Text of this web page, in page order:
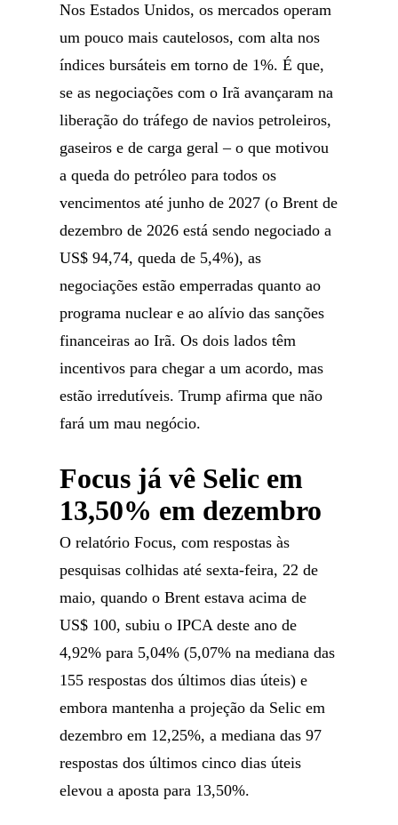
Nos Estados Unidos, os mercados operam
um pouco mais cautelosos, com alta nos
índices bursáteis em torno de 1%. É que,
se as negociações com o Irã avançaram na
liberação do tráfego de navios petroleiros,
gaseiros e de carga geral – o que motivou
a queda do petróleo para todos os
vencimentos até junho de 2027 (o Brent de
dezembro de 2026 está sendo negociado a
US$ 94,74, queda de 5,4%), as
negociações estão emperradas quanto ao
programa nuclear e ao alívio das sanções
financeiras ao Irã. Os dois lados têm
incentivos para chegar a um acordo, mas
estão irredutíveis. Trump afirma que não
fará um mau negócio.
Focus já vê Selic em
13,50% em dezembro
O relatório Focus, com respostas às
pesquisas colhidas até sexta-feira, 22 de
maio, quando o Brent estava acima de
US$ 100, subiu o IPCA deste ano de
4,92% para 5,04% (5,07% na mediana das
155 respostas dos últimos dias úteis) e
embora mantenha a projeção da Selic em
dezembro em 12,25%, a mediana das 97
respostas dos últimos cinco dias úteis
elevou a aposta para 13,50%.